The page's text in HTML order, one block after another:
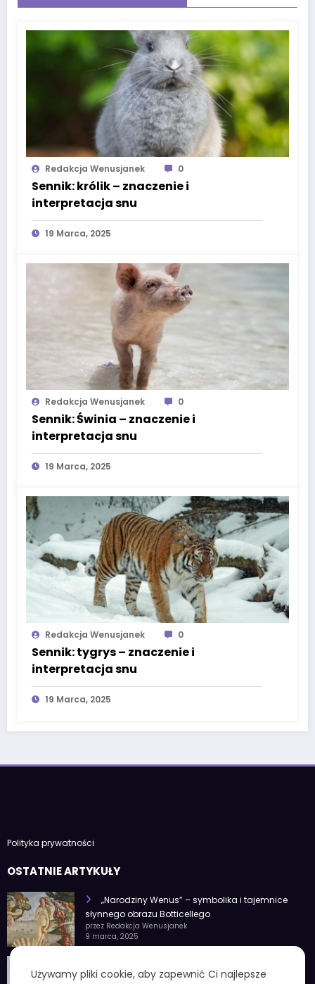
Redakcja Wenusjanek 0
Sennik: królik – znaczenie i
interpretacja snu
19 Marca, 2025
Redakcja Wenusjanek 0
Sennik: Świnia – znaczenie i
interpretacja snu
19 Marca, 2025
Redakcja Wenusjanek 0
Sennik: tygrys – znaczenie i
interpretacja snu
19 Marca, 2025
Polityka prywatności
OSTATNIE ARTYKUŁY
„Narodziny Wenus” – symbolika i tajemnice
słynnego obrazu Botticellego
przez Redakcja Wenusjanek
9 marca, 2025
cechy osobowości
Używamy pliki cookie, aby zapewnić Ci najlepsze